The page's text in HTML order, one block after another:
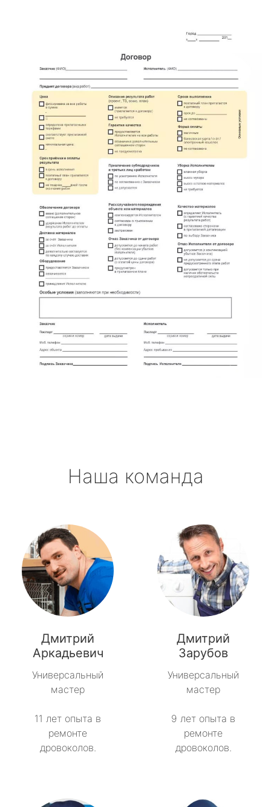
Наша команда
Дмитрий
Аркадьевич
Универсальный
мастер
11 лет опыта в
ремонте
дровоколов.
Дмитрий
Зарубов
Универсальный
мастер
9 лет опыта в
ремонте
дровоколов.